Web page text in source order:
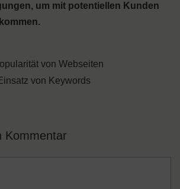
um mit potentiellen Kunden
von Webseiten
von Keywords
Kommentar